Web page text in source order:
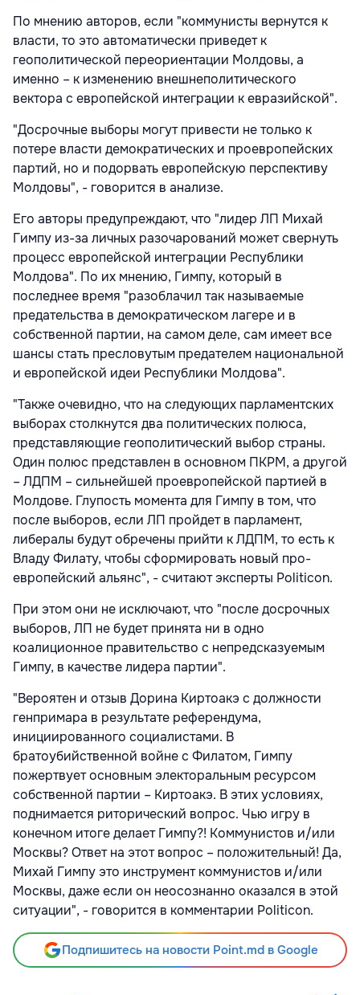
По мнению авторов, если "коммунисты вернутся к
власти, то это автоматически приведет к
геополитической переориентации Молдовы, а
именно – к изменению внешнеполитического
вектора с европейской интеграции к евразийской".
"Досрочные выборы могут привести не только к
потере власти демократических и проевропейских
партий, но и подорвать европейскую перспективу
Молдовы", - говорится в анализе.
Его авторы предупреждают, что "лидер ЛП Михай
Гимпу из-за личных разочарований может свернуть
процесс европейской интеграции Республики
Молдова". По их мнению, Гимпу, который в
последнее время "разоблачил так называемые
предательства в демократическом лагере и в
собственной партии, на самом деле, сам имеет все
шансы стать пресловутым предателем национальной
и европейской идеи Республики Молдова".
"Также очевидно, что на следующих парламентских
выборах столкнутся два политических полюса,
представляющие геополитический выбор страны.
Один полюс представлен в основном ПКРМ, а другой
– ЛДПМ – сильнейшей проевропейской партией в
Молдове. Глупость момента для Гимпу в том, что
после выборов, если ЛП пройдет в парламент,
либералы будут обречены прийти к ЛДПМ, то есть к
Владу Филату, чтобы сформировать новый про-
европейский альянс", - считают эксперты Politicon.
При этом они не исключают, что "после досрочных
выборов, ЛП не будет принята ни в одно
коалиционное правительство с непредсказуемым
Гимпу, в качестве лидера партии".
"Вероятен и отзыв Дорина Киртоакэ с должности
генпримара в результате референдума,
инициированного социалистами. В
братоубийственной войне с Филатом, Гимпу
пожертвует основным электоральным ресурсом
собственной партии – Киртоакэ. В этих условиях,
поднимается риторический вопрос. Чью игру в
конечном итоге делает Гимпу?! Коммунистов и/или
Москвы? Ответ на этот вопрос – положительный! Да,
Михай Гимпу это инструмент коммунистов и/или
Москвы, даже если он неосознанно оказался в этой
ситуации", - говорится в комментарии Politicon.
Подпишитесь на новости Point.md в Google